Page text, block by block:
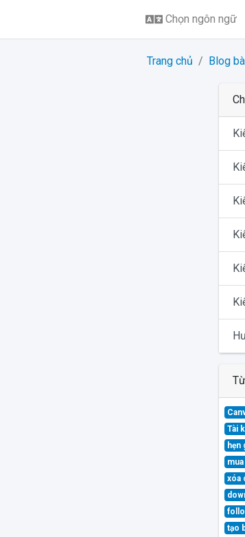
Chọn ngôn ngữ
Trang chủ Blog
Tài
hẹn
xóa
tạo